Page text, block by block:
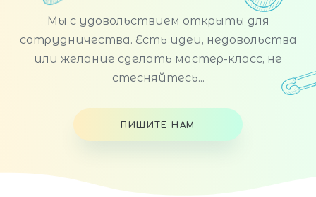
Мы с удовольствием открыты для
сотрудничества. Есть идеи, недовольства
или желание сделать мастер-класс, не
стесняйтесь...
ПИШИТЕ НАМ